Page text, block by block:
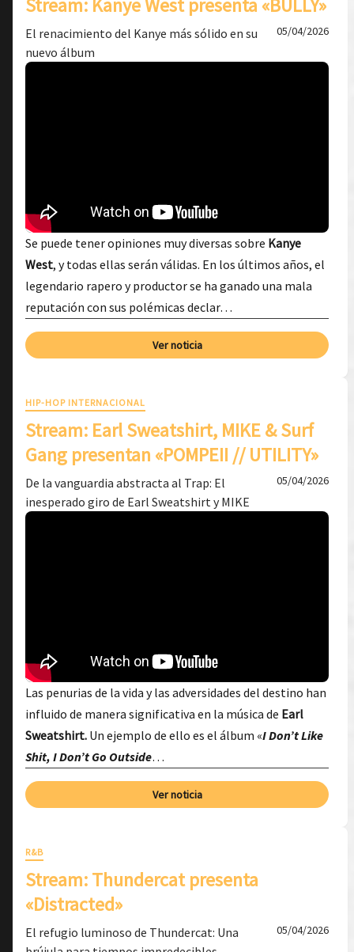
Stream: Kanye West presenta «BULLY»
El renacimiento del Kanye más sólido en su
nuevo álbum
05/04/2026
Se puede tener opiniones muy diversas sobre Kanye
West, y todas ellas serán válidas. En los últimos años, el
legendario rapero y productor se ha ganado una mala
reputación con sus polémicas declar…
Ver noticia
HIP-HOP INTERNACIONAL
Stream: Earl Sweatshirt, MIKE & Surf
Gang presentan «POMPEII // UTILITY»
De la vanguardia abstracta al Trap: El
inesperado giro de Earl Sweatshirt y MIKE
05/04/2026
Las penurias de la vida y las adversidades del destino han
influido de manera significativa en la música de Earl
Sweatshirt. Un ejemplo de ello es el álbum «I Don’t Like
Shit, I Don’t Go Outside…
Ver noticia
R&B
Stream: Thundercat presenta
«Distracted»
El refugio luminoso de Thundercat: Una
05/04/2026